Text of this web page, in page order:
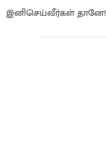
இனிசெய்வீர்கள் தானே!